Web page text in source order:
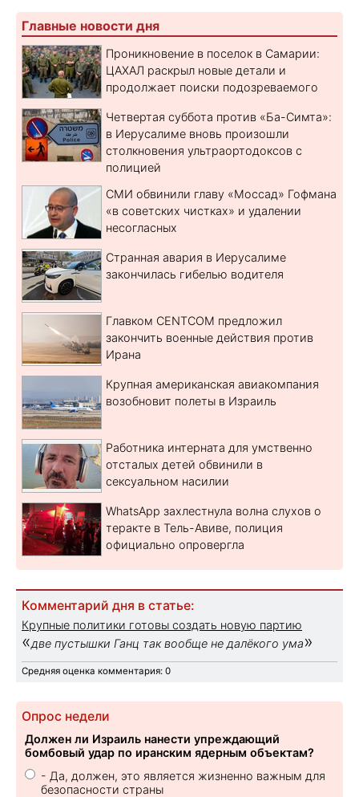
Главные новости дня
Проникновение в поселок в Самарии:
ЦАХАЛ раскрыл новые детали и
продолжает поиски подозреваемого
Четвертая суббота против «Ба-Симта»:
в Иерусалиме вновь произошли
столкновения ультраортодоксов с
полицией
СМИ обвинили главу «Моссад» Гофмана
«в советских чистках» и удалении
несогласных
Странная авария в Иерусалиме
закончилась гибелью водителя
Главком CENTCOM предложил
закончить военные действия против
Ирана
Крупная американская авиакомпания
возобновит полеты в Израиль
Работника интерната для умственно
отсталых детей обвинили в
сексуальном насилии
WhatsApp захлестнула волна слухов о
теракте в Тель-Авиве, полиция
официально опровергла
Комментарий дня в статье:
Крупные политики готовы создать новую партию
«две пустышки Ганц так вообще не далёкого ума»
Средняя оценка комментария: 0
Опрос недели
Должен ли Израиль нанести упреждающий
бомбовый удар по иранским ядерным объектам?
- Да, должен, это является жизненно важным для
безопасности страны